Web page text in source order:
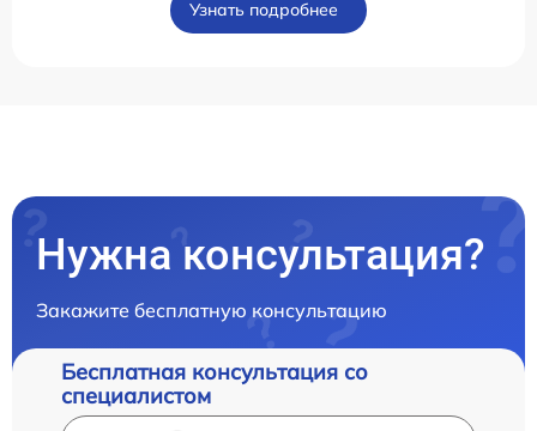
Узнать подробнее
Нужна консультация?
Закажите бесплатную консультацию
Бесплатная консультация со
специалистом